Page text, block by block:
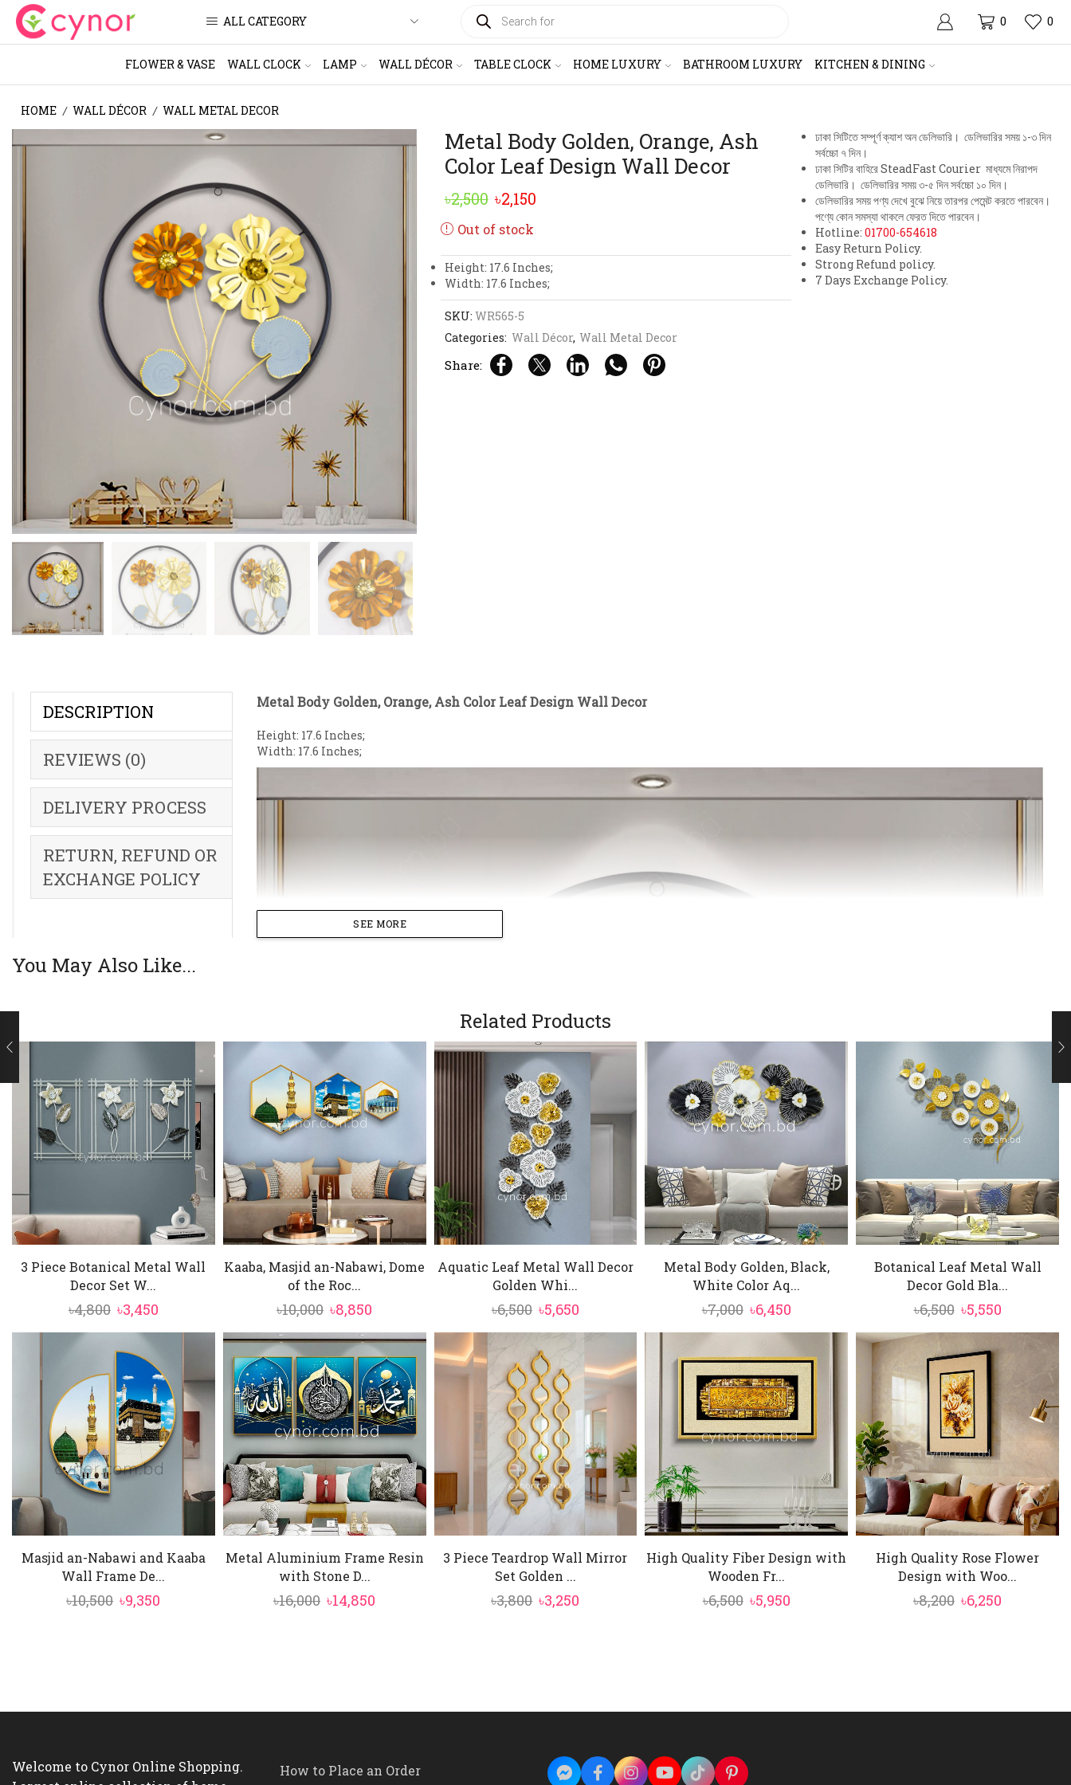
ALL CATEGORY SEARCH 0 0
FLOWER & VASE WALL CLOCK LAMP WALL DÉCOR TABLE CLOCK HOME LUXURY BATHROOM LUXURY KITCHEN & DINING
HOME / WALL DÉCOR / WALL METAL DECOR
Metal Body Golden, Orange, Ash
Color Leaf Design Wall Decor
৳2,500 Original
price
৳2,500.
৳2,150Current
৳2,150.
Out of stock
Height: 17.6 Inches;
Width: 17.6 Inches;
SKU: WR565-5
Categories: Wall Décor, Wall Metal Decor
Share:
ঢাকা সিটিতে সম্পূর্ণ ক্যাশ অন ডেলিভারি। ডেলিভারির সময় ১-৩ দিন
সর্বচ্চো ৭ দিন।
ঢাকা সিটির বাহিরে SteadFast Courier মাধ্যমে নিরাপদ
ডেলিভারি। ডেলিভারির সময় ৩-৫ দিন সর্বচ্চো ১০ দিন।
ডেলিভারির সময় পণ্য দেখে বুঝে নিয়ে তারপর পেমেন্ট করতে পারবেন।
পণ্যে কোন সমস্যা থাকলে ফেরত দিতে পারবেন।
Hotline: 01700-654618
Easy Return Policy.
Strong Refund policy.
7 Days Exchange Policy.
DESCRIPTION
REVIEWS (0)
DELIVERY PROCESS
RETURN, REFUND OR
EXCHANGE POLICY
Metal Body Golden, Orange, Ash Color Leaf Design Wall Decor
Height: 17.6 Inches;
Width: 17.6 Inches;
SEE MORE
You May Also Like...
Related Products
3 Piece Botanical Metal Wall
Decor Set W...
৳4,800 Original
price
was:
৳4,800.
৳3,450Current
price
৳3,450.
Kaaba, Masjid an-Nabawi, Dome
of the Roc...
৳10,000 Original
price
was:
৳10,000.
৳8,850
price
is:
৳8,850.
Aquatic Leaf Metal Wall Decor
Golden Whi...
৳6,500 Original
price
was:
৳6,500.
৳5,650Current
price
৳5,650.
Metal Body Golden, Black,
White Color Aq...
৳7,000 Original
price
was:
৳7,000.
৳6,450Current
price
is:
৳6,450.
Botanical Leaf Metal Wall
Decor Gold Bla...
৳6,500 Original
price
was:
৳6,500.
৳5,550Current
price
৳5,550.
Masjid an-Nabawi and Kaaba
Wall Frame De...
৳10,500 Original
৳9,350
Metal Aluminium Frame Resin
with Stone D...
৳16,000 Original
৳14,850
3 Piece Teardrop Wall Mirror
Set Golden ...
৳3,800 Original
৳3,250
High Quality Fiber Design with
Wooden Fr...
৳6,500 Original
৳5,950Current
High Quality Rose Flower
Design with Woo...
৳8,200 Original
৳6,250
Welcome to Cynor Online Shopping.
How to Place an Order